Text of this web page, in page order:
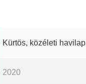
Kürtös, közéleti havilap
2020